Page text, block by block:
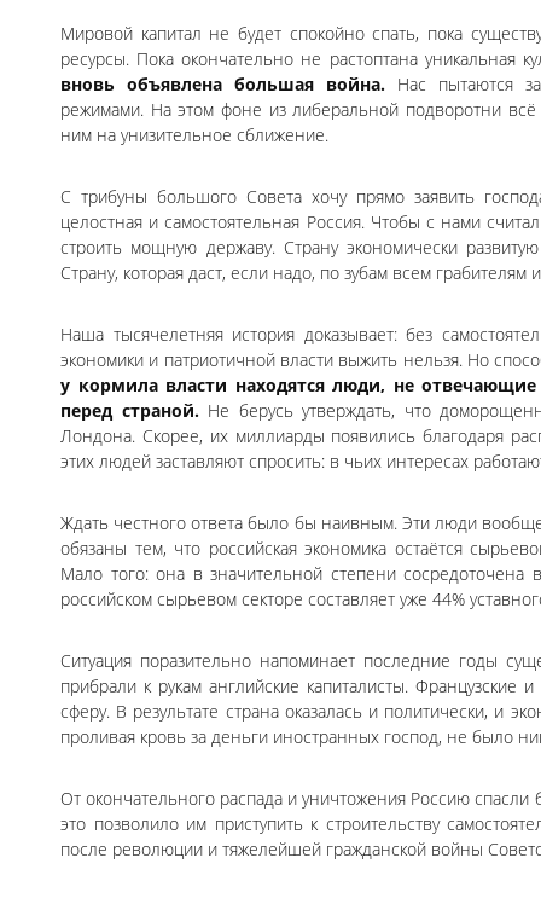
Мировой капитал не будет спокойно спать, пока
ресурсы. Пока окончательно не растоптана уникальная
вновь объявлена большая война. Нас пытаются
режимами. На этом фоне из либеральной подворотни
ним на унизительное сближение.
С трибуны большого Совета хочу прямо заявить
целостная и самостоятельная Россия. Чтобы с нами
строить мощную державу. Страну экономически
Страну, которая даст, если надо, по зубам всем
Наша тысячелетняя история доказывает: без
экономики и патриотичной власти выжить нельзя. Но
у кормила власти находятся люди, не
перед страной.Не берусь утверждать, что
Лондона. Скорее, их миллиарды появились благодаря
этих людей заставляют спросить: в чьих интересах
Ждать честного ответа было бы наивным. Эти люди
обязаны тем, что российская экономика остаётся
Мало того: она в значительной степени сосредоточена
российском сырьевом секторе составляет уже 44%
Ситуация поразительно напоминает последние годы
прибрали к рукам английские капиталисты.
сферу. В результате страна оказалась и политически, и
проливая кровь за деньги иностранных господ, не было
От окончательного распада и уничтожения Россию
это позволило им приступить к строительству
после революции и тяжелейшей гражданской войны